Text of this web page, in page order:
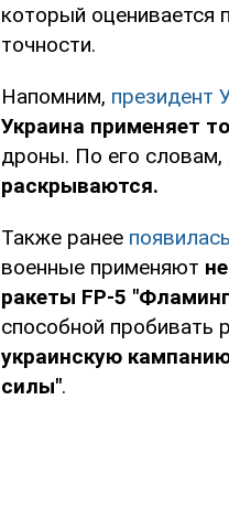
который оценивается
точности.
Напомним, президент
Украина применяет
дроны. По его словам,
раскрываются.
Также ранее
военные применяют
ракеты FP-5
способной пробивать
украинскую
силы".